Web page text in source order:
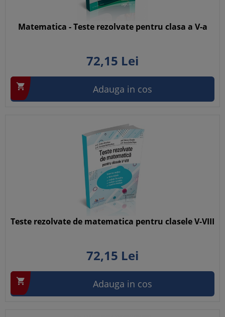
Matematica - Teste rezolvate pentru clasa a V-a
72,15 Lei
 Adauga in cos
Teste rezolvate de matematica pentru clasele V-VIII
72,15 Lei
 Adauga in cos